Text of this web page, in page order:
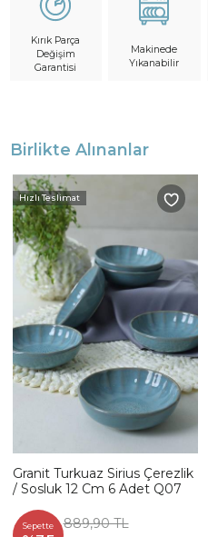
Kırık Parça
Değişim
Garantisi
Makinede
Yıkanabilir
Birlikte Alınanlar
Hızlı Teslimat
Granit Turkuaz Sirius Çerezlik
/ Sosluk 12 Cm 6 Adet Q07
Sepette 889,90 TL